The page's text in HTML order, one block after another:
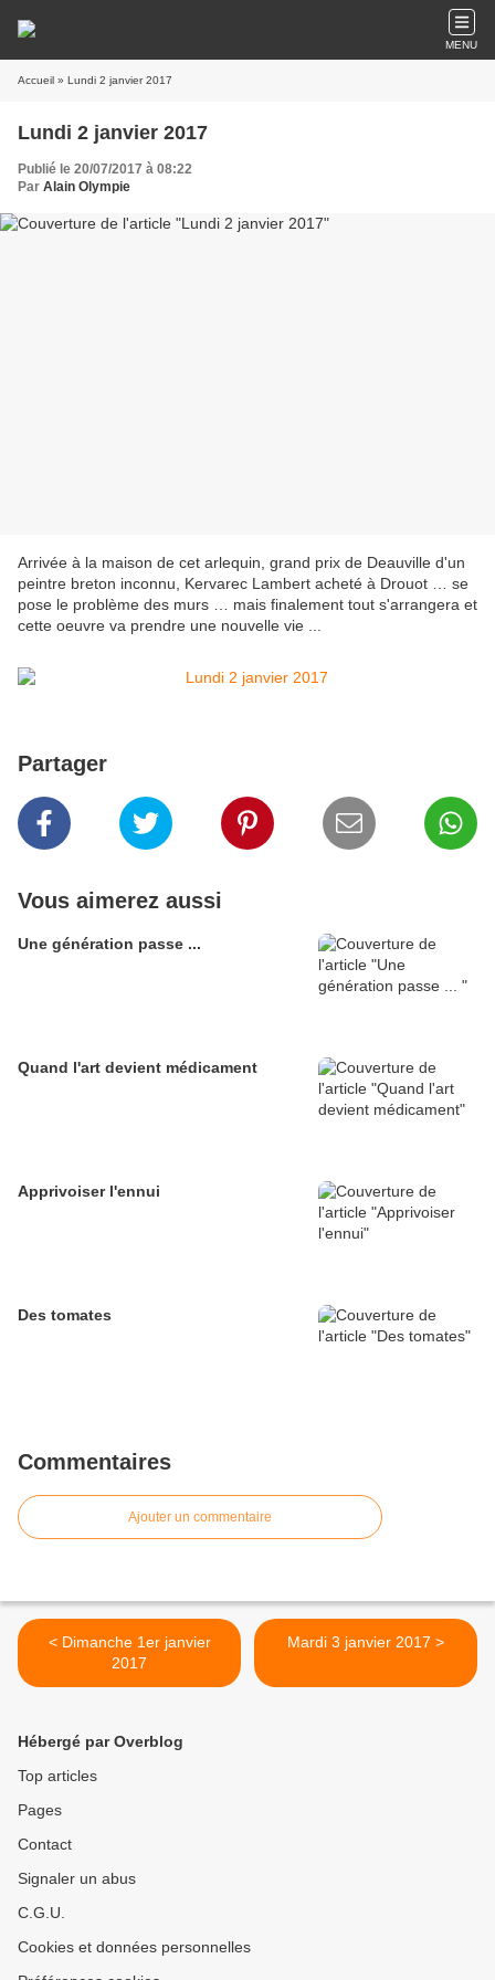
MENU
Accueil » Lundi 2 janvier 2017
Lundi 2 janvier 2017
Publié le 20/07/2017 à 08:22
Par Alain Olympie
Arrivée à la maison de cet arlequin, grand prix de Deauville d'un
peintre breton inconnu, Kervarec Lambert acheté à Drouot … se
pose le problème des murs … mais finalement tout s'arrangera et
cette oeuvre va prendre une nouvelle vie ...
Partager
Vous aimerez aussi
Une génération passe ...
Quand l'art devient médicament
Apprivoiser l'ennui
Des tomates
Commentaires
Ajouter un commentaire
< Dimanche 1er janvier
2017
Mardi 3 janvier 2017 >
Hébergé par Overblog
Top articles
Pages
Contact
Signaler un abus
C.G.U.
Cookies et données personnelles